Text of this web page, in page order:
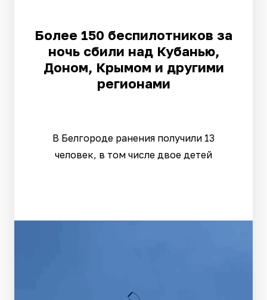
Более 150 беспилотников за
ночь сбили над Кубанью,
Доном, Крымом и другими
регионами
В Белгороде ранения получили 13
человек, в том числе двое детей